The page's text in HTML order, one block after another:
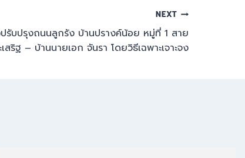
NEXT
ปรับปรุงถนนลูกรัง บ้านปรางค์น้อย หมู่ที่ 1 สาย
ริฐ – บ้านนายเอก จันรา โดยวิธีเฉพาะเจาะจง